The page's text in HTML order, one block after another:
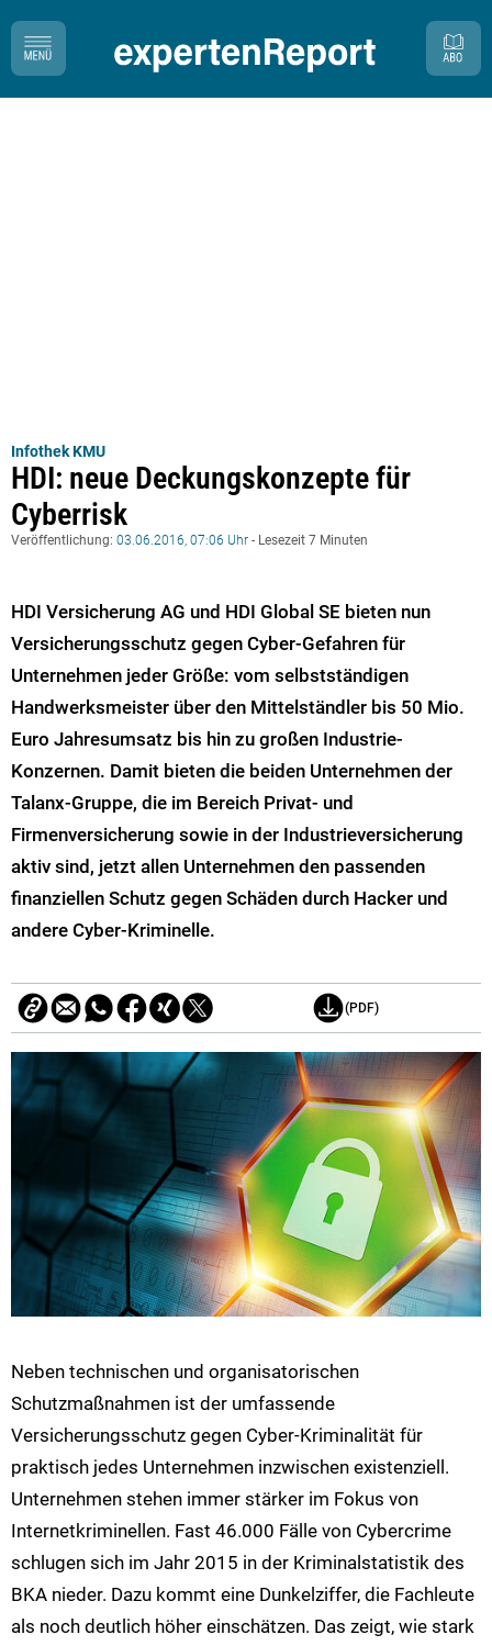
Infothek KMU
HDI: neue Deckungskonzepte für
Cyberrisk
Veröffentlichung: 03.06.2016, 07:06 Uhr - Lesezeit 7 Minuten
HDI Versicherung AG und HDI Global SE bieten nun
Versicherungsschutz gegen Cyber-Gefahren für
Unternehmen jeder Größe: vom selbstständigen
Handwerksmeister über den Mittelständler bis 50 Mio.
Euro Jahresumsatz bis hin zu großen Industrie-
Konzernen. Damit bieten die beiden Unternehmen der
Talanx-Gruppe, die im Bereich Privat- und
Firmenversicherung sowie in der Industrieversicherung
aktiv sind, jetzt allen Unternehmen den passenden
finanziellen Schutz gegen Schäden durch Hacker und
andere Cyber-Kriminelle.
(PDF)
Neben technischen und organisatorischen
Schutzmaßnahmen ist der umfassende
Versicherungsschutz gegen Cyber-Kriminalität für
praktisch jedes Unternehmen inzwischen existenziell.
Unternehmen stehen immer stärker im Fokus von
Internetkriminellen. Fast 46.000 Fälle von Cybercrime
schlugen sich im Jahr 2015 in der Kriminalstatistik des
BKA nieder. Dazu kommt eine Dunkelziffer, die Fachleute
als noch deutlich höher einschätzen. Das zeigt, wie stark